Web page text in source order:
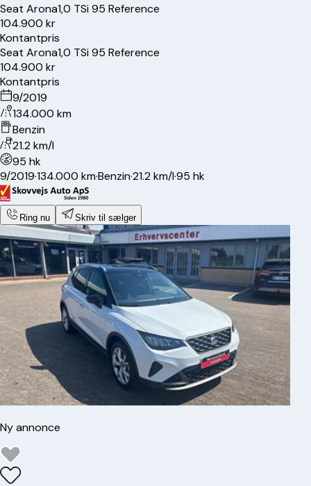
Seat Arona1,0 TSi 95 Reference
104.900 kr
Kontantpris
Seat Arona1,0 TSi 95 Reference
104.900 kr
Kontantpris
9/2019
134.000 km
Benzin
21.2 km/l
95 hk
9/2019·134.000 km·Benzin·21.2 km/l·95 hk
Ring nu Skriv til sælger
Ny annonce